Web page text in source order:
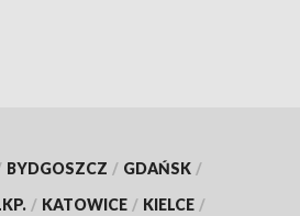
BYDGOSZCZ / GDAŃSK /
/ KATOWICE / KIELCE /